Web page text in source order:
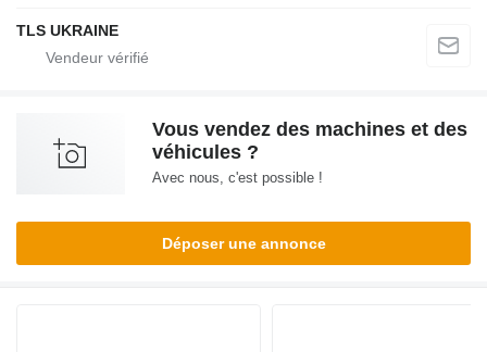
TLS UKRAINE
Vous vendez des machines et des
véhicules ?
Avec nous, c'est possible !
Déposer une annonce